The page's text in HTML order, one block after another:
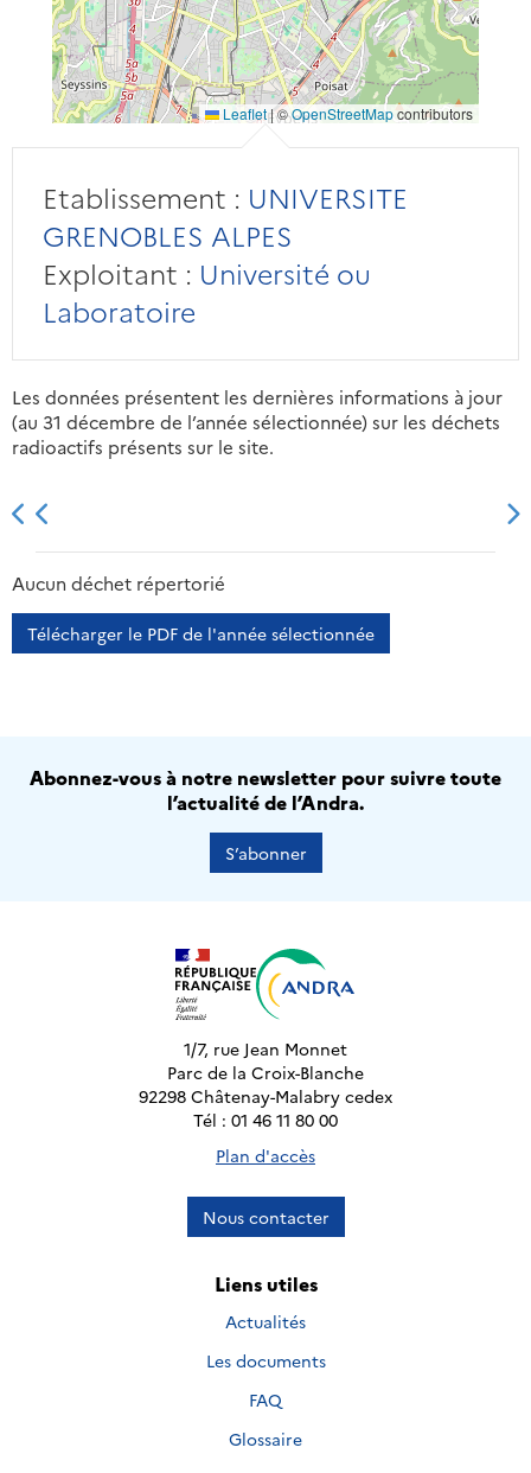
Leaflet|©OpenStreetMapcontributors
Etablissement : UNIVERSITE
GRENOBLES ALPES
Exploitant : Université ou
Laboratoire
Les données présentent les dernières informations à jour
(au 31 décembre de l’année sélectionnée) sur les déchets
radioactifs présents sur le site.
2013 2014
Aucun déchet répertorié
Télécharger le PDF de l'année sélectionnée
Abonnez-vous à notre newsletter pour suivre toute
l’actualité de l’Andra.
S’abonner
1/7, rue Jean Monnet
Parc de la Croix-Blanche
92298 Châtenay-Malabry cedex
Tél : 01 46 11 80 00
Plan d'accès
Nous contacter
Liens utiles
Actualités
Les documents
FAQ
Glossaire